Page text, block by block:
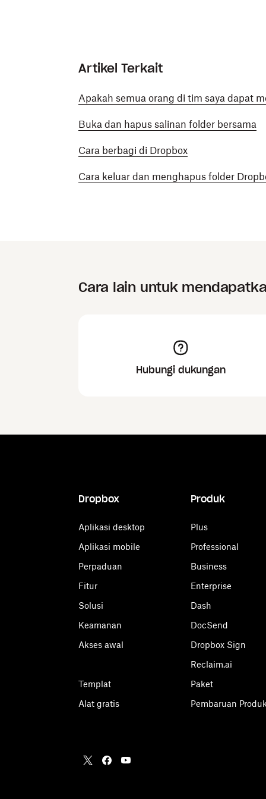
Artikel Terkait
Apakah semua orang di tim saya dapat
Buka dan hapus salinan folder bersama
Cara berbagi di Dropbox
Cara keluar dan menghapus folder
Cara lain untuk
Hubungi dukungan
Dropbox
Aplikasi desktop
Aplikasi mobile
Perpaduan
Fitur
Solusi
Keamanan
Akses awal
Templat
Alat gratis
Produk
Plus
Professional
Business
Enterprise
Dash
DocSend
Dropbox Sign
Reclaim.ai
Paket
Pembaruan Produk